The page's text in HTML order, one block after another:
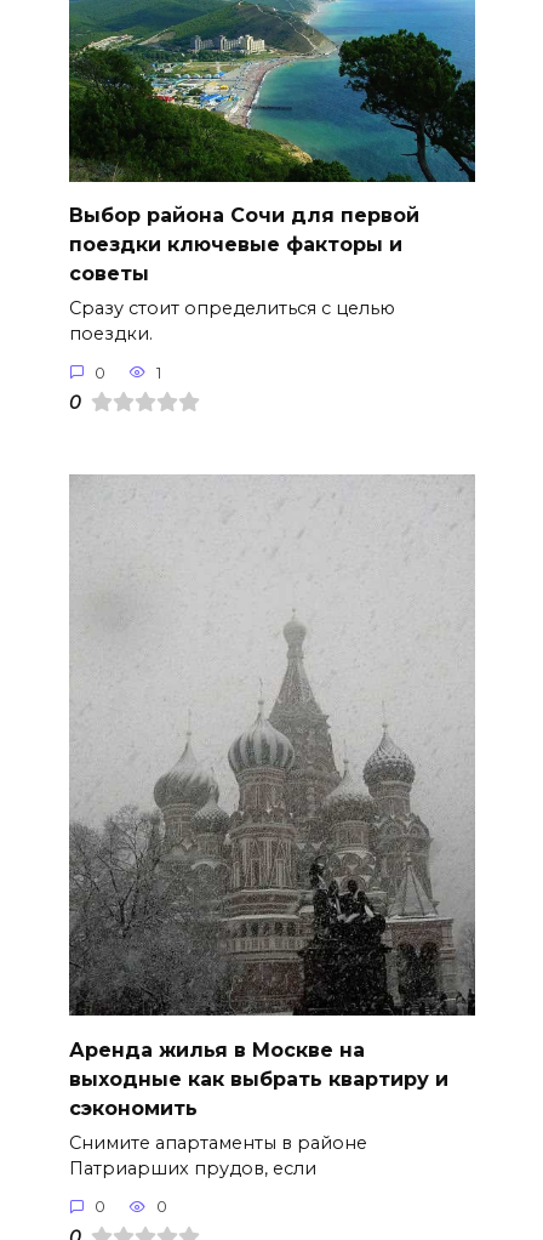
Выбор района Сочи для первой
поездки ключевые факторы и
советы
Сразу стоит определиться с целью
поездки.
0 1
0
Аренда жилья в Москве на
выходные как выбрать квартиру и
сэкономить
Снимите апартаменты в районе
Патриарших прудов, если
0 0